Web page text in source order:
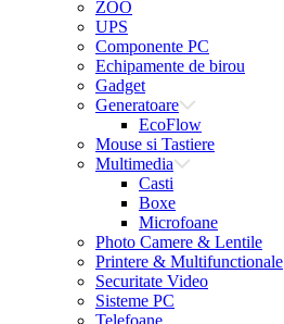
ZOO
UPS
Componente PC
Echipamente de birou
Gadget
Generatoare
EcoFlow
Mouse si Tastiere
Multimedia
Casti
Boxe
Microfoane
Photo Camere & Lentile
Printere & Multifunctionale
Securitate Video
Sisteme PC
Telefoane